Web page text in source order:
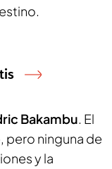
Bakambu. El
pero ninguna de
y la